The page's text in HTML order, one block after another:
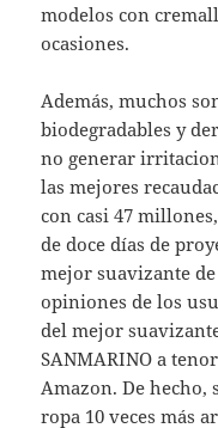
modelos con
ocasiones.
Además, muchos
biodegradables y
no generar
las mejores
con casi 47
de doce días de
mejor suavizante
opiniones de los
del mejor
SANMARINO a
Amazon. De hecho,
ropa 10 veces más